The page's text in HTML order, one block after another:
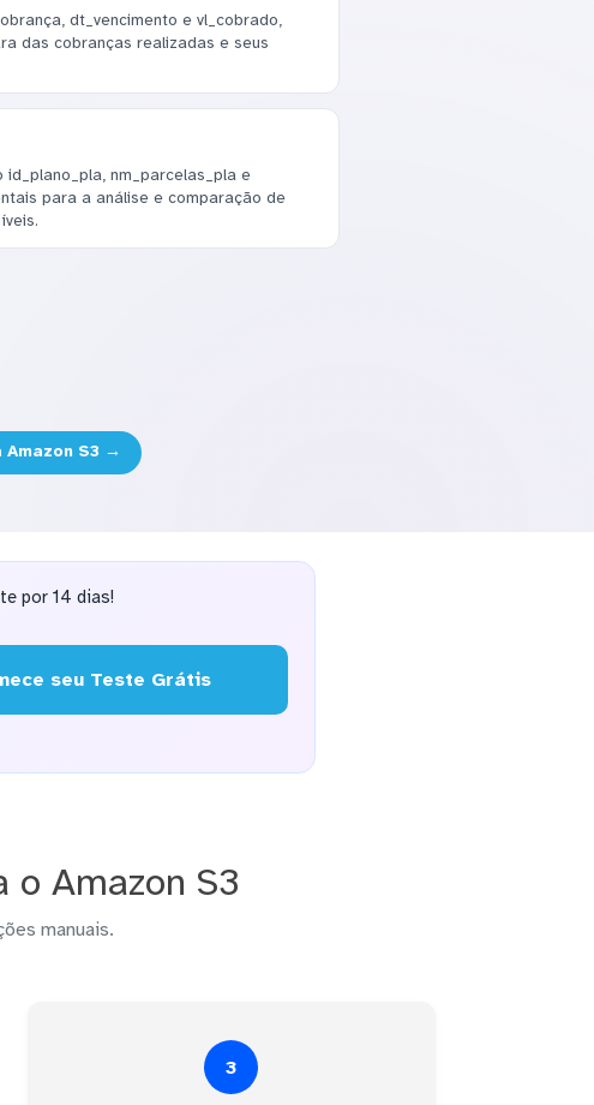
dt_vencimento e vl_cobrado,
das cobranças realizadas e seus
nm_parcelas_pla e
para a análise e comparação de
S3 →
por 14 dias!
seu Teste Grátis
o Amazon S3
manuais.
3